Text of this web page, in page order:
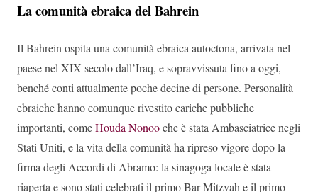
La comunità ebraica del Bahrein
Il Bahrein ospita una comunità ebraica autoctona, arrivata nel
paese nel XIX secolo dall’Iraq, e sopravvissuta fino a oggi,
benché conti attualmente poche decine di persone. Personalità
ebraiche hanno comunque rivestito cariche pubbliche
importanti, comeHouda Nonooche è stata Ambasciatrice negli
Stati Uniti, e la vita della comunità ha ripreso vigore dopo la
firma degli Accordi di Abramo: la sinagoga locale è stata
riaperta e sono stati celebrati il primo Bar Mitzvah e il primo